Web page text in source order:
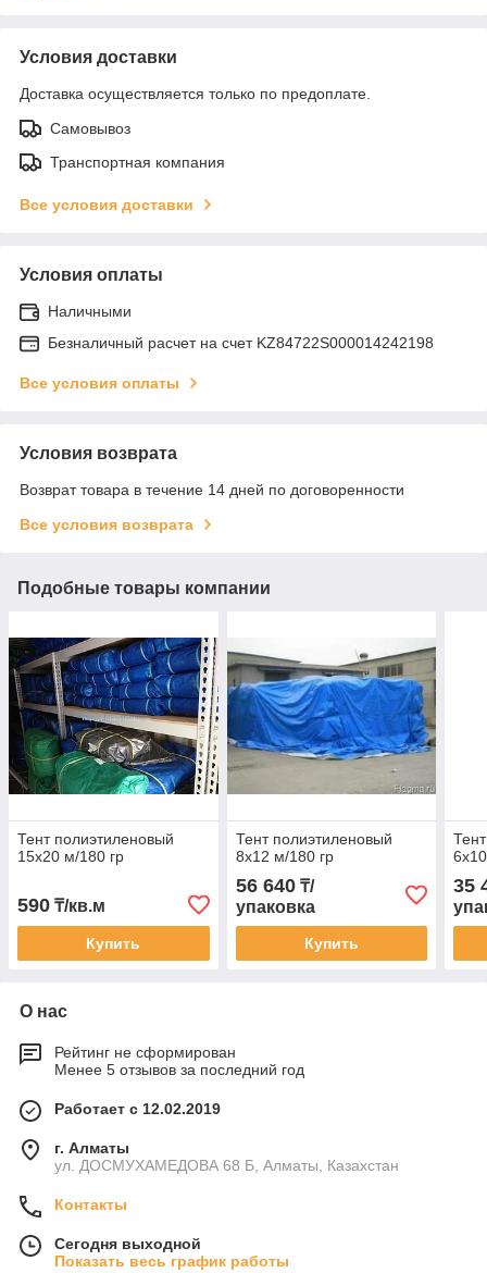
Условия доставки
Доставка осуществляется только по предоплате.
Самовывоз
Транспортная компания
Все условия доставки
Условия оплаты
Наличными
Безналичный расчет на счет KZ84722S000014242198
Все условия оплаты
Условия возврата
Возврат товара в течение 14 дней по договоренности
Все условия возврата
Подобные товары компании
Тент полиэтиленовый
15х20 м/180 гр
590 ₸/кв.м
Купить
Тент полиэтиленовый
8х12 м/180 гр
56 640₸/
упаковка
Купить
35
О нас
Рейтинг не сформирован
Менее 5 отзывов за последний год
Работает с 12.02.2019
г. Алматы
ул. ДОСМУХАМЕДОВА 68 Б, Алматы, Казахстан
Контакты
Сегодня выходной
Показать весь график работы